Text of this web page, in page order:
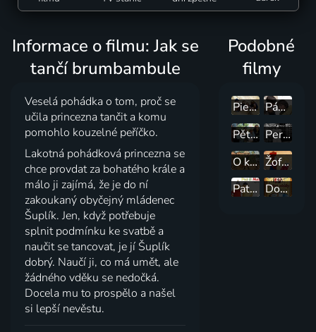
Informace o filmu: Jak se
tančí brumbambule
Veselá pohádka o tom, proč se
učila princezna tančit a komu
pomohlo kouzelné peříčko.
Lakotná pohádková princezna se
chce provdat za bohatého krále a
málo ji zajímá, že je do ní
zakoukaný obyčejný mládenec
Šuplík. Jen, když potřebuje
splnit podmínku ke svatbě a
naučit se tancovat, je jí Šuplík
dobrý. Naučí ji, co má umět, ale
žádného vděku se nedočká.
Docela mu to prospělo a našel
si lepší nevěstu.
Podobné
filmy
Piesočná potvorka
Páni Edisoni
Pětka s hvězdičkou
Perly a růže
O kocouru Mikešovi a jeho přátelích
Žofka a její dobrodružství I.
Pat & Mat
Doktorská pohádka